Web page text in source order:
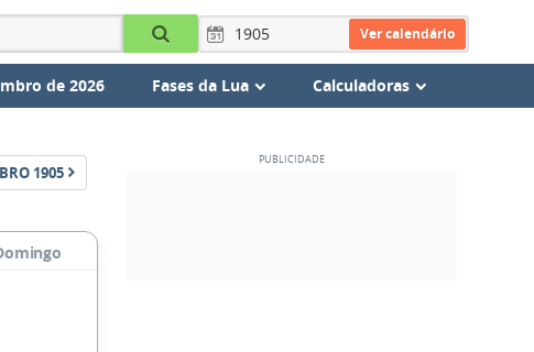
Ver calendário
de 2026 Fases da Lua Calculadoras
1905